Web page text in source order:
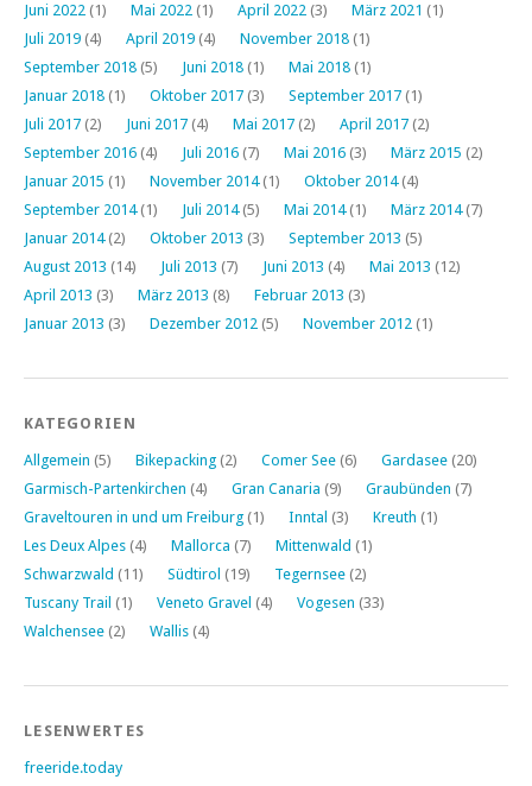
Juni 2022 (1) Mai 2022 (1) April 2022 (3) März 2021 (1)
Juli 2019 (4) April 2019 (4) November 2018 (1)
September 2018 (5) Juni 2018 (1) Mai 2018 (1)
Januar 2018 (1) Oktober 2017 (3) September 2017 (1)
Juli 2017 (2) Juni 2017 (4) Mai 2017 (2) April 2017 (2)
September 2016 (4) Juli 2016 (7) Mai 2016 (3) März 2015 (2)
Januar 2015 (1) November 2014(1) Oktober 2014(4)
September 2014(1) Juli 2014(5) Mai 2014(1) März 2014(7)
Januar 2014(2) Oktober 2013 (3) September 2013 (5)
August 2013 (14) Juli 2013 (7) Juni 2013 (4) Mai 2013 (12)
April 2013 (3) März 2013 (8) Februar 2013 (3)
Januar 2013 (3) Dezember 2012 (5) November 2012 (1)
KATEGORIEN
Allgemein (5) Bikepacking (2) Comer See (6) Gardasee (20)
Garmisch-Partenkirchen (4) Gran Canaria (9) Graubünden (7)
Graveltouren in und um Freiburg (1) Inntal (3) Kreuth (1)
Les Deux Alpes (4) Mallorca (7) Mittenwald (1)
Schwarzwald (11) Südtirol (19) Tegernsee (2)
Tuscany Trail (1) Veneto Gravel (4) Vogesen (33)
Walchensee (2) Wallis (4)
LESENWERTES
freeride.today